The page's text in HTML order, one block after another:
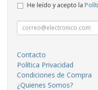
He leído y acepto la
Contacto
Política Privacidad
Condiciones de Compra
¿Quienes Somos?